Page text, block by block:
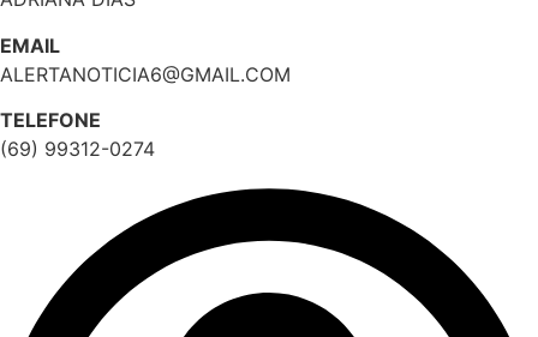
EMAIL
ALERTANOTICIA6@GMAIL.COM
TELEFONE
(69) 99312-0274